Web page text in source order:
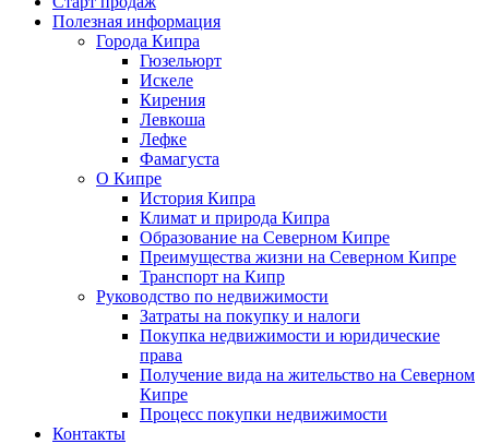
Полезная информация
Города Кипра
Гюзельюрт
Искеле
Кирения
Левкоша
Лефке
Фамагуста
О Кипре
История Кипра
Климат и природа Кипра
Образование на Северном Кипре
Преимущества жизни на Северном Кипре
Транспорт на Кипр
Руководство по недвижимости
Затраты на покупку и налоги
Покупка недвижимости и юридические
права
Получение вида на жительство на Северном
Кипре
Процесс покупки недвижимости
Контакты